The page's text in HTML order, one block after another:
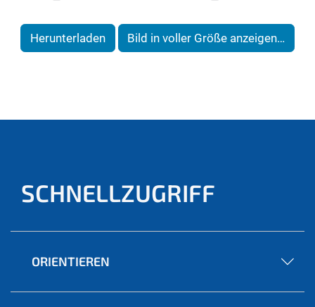
Herunterladen Bild in voller Größe anzeigen…
SCHNELLZUGRIFF
ORIENTIEREN